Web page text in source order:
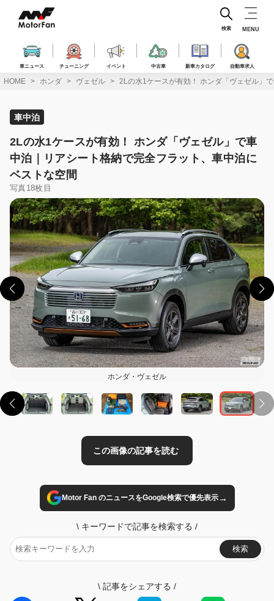
ス
車ニュース チューニング イベント 中古車 新車カタログ 自動車求人
検索 MENU
HOME ホンダ ヴェゼル 2Lの水1ケースが有効！ ホンダ「ヴェゼル」
車中泊
2Lの水1ケースが有効！ ホンダ「ヴェゼル」で車
中泊｜リアシート格納で完全フラット、車中泊に
ベストな空間
写真18枚目
ホンダ・ヴェゼル
この画像の記事を読む
Motor Fan のニュースをGoogle検索で優先表示→
\ キーワードで記事を検索する /
検索
\ 記事をシェアする /